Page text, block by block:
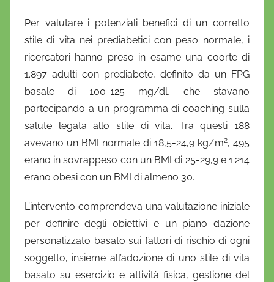
Per valutare i potenziali benefici di un corretto
stile di vita nei prediabetici con peso normale, i
ricercatori hanno preso in esame una coorte di
1.897 adulti con prediabete, definito da un FPG
basale di 100-125 mg/dl, che stavano
partecipando a un programma di coaching sulla
salute legata allo stile di vita. Tra questi 188
avevano un BMI normale di 18,5-24,9 kg/m2, 495
erano in sovrappeso con un BMI di 25-29,9 e 1.214
erano obesi con un BMI di almeno 30.
L’intervento comprendeva una valutazione iniziale
per definire degli obiettivi e un piano d’azione
personalizzato basato sui fattori di rischio di ogni
soggetto, insieme all’adozione di uno stile di vita
basato su esercizio e attività fisica, gestione del